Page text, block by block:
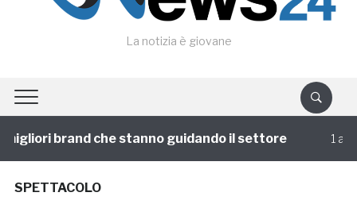
La notizia è giovane
brand che stanno guidando il settore 1 annofa
SPETTACOLO